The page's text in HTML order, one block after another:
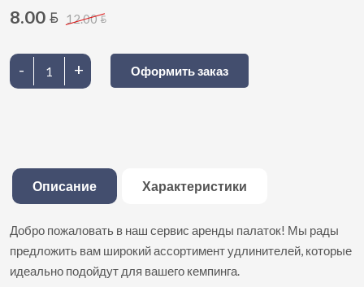
8.00 BYN 12.00BYN
- + Оформить заказ
Описание Характеристики
Добро пожаловать в наш сервис аренды палаток! Мы рады
предложить вам широкий ассортимент удлинителей, которые
идеально подойдут для вашего кемпинга.